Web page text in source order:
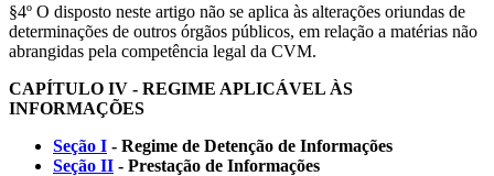
§4º O disposto neste artigo não se aplica às alterações oriundas de
determinações de outros órgãos públicos, em relação a matérias não
abrangidas pela competência legal da CVM.
CAPÍTULO IV - REGIME APLICÁVEL ÀS
INFORMAÇÕES
Seção I - Regime de Detenção de Informações
Seção II - Prestação de Informações